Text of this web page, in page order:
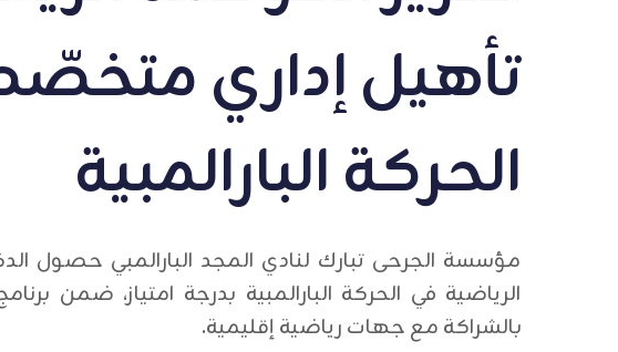
تأهيل إداري
الحركة البارالمبية
مؤسسة الجرحى تبارك لنادي المجد البارالمبي حصول
الرياضية في الحركة البارالمبية بدرجة امتياز، ضمن
بالشراكة مع جهات رياضية إقليمية.